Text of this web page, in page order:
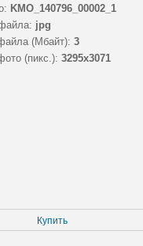
KMO_140796_00002_1
jpg
(Мбайт): 3
(пикс.): 3295x3071
Купить